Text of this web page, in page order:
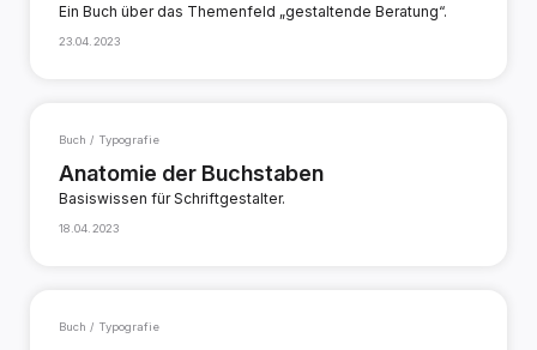
Ein Buch über das Themenfeld „gestaltende Beratung“.
23.04.2023
Buch / Typografie
Anatomie der Buchstaben
Basiswissen für Schriftgestalter.
18.04.2023
Buch / Typografie